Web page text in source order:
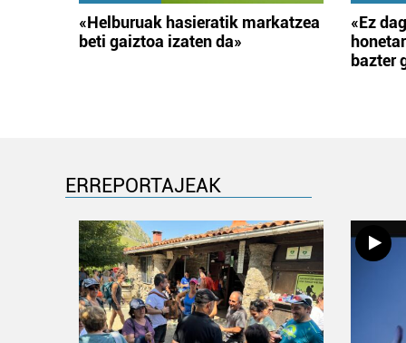
«Helburuak hasieratik markatzea
beti gaiztoa izaten da»
«Ez
bazter
ERREPORTAJEAK